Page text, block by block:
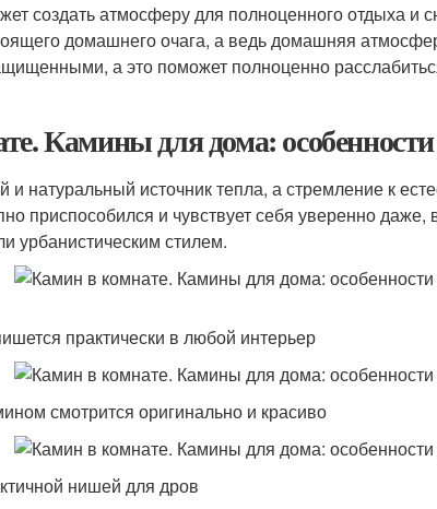
создать атмосферу для полноценного отдыха и
домашнего очага, а ведь домашняя
а это поможет полноценно
Камины для дома:
натуральный источник тепла, а стремление к
приспособился и чувствует себя уверенно
урбанистическим стилем.
практически в любой интерьер
смотрится оригинально и красиво
нишей для дров